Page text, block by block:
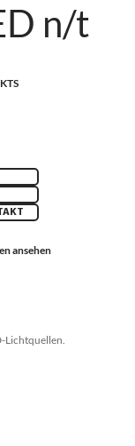
n/t
ansehen
Lichtquellen.